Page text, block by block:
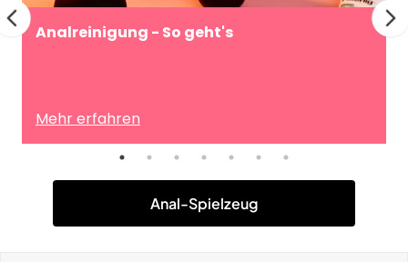
Analreinigung - So geht's
Mehr erfahren
Anal-Spielzeug